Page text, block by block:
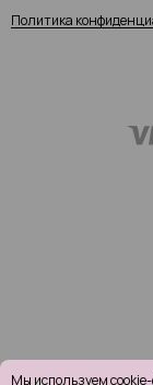
Политика
Мы используем